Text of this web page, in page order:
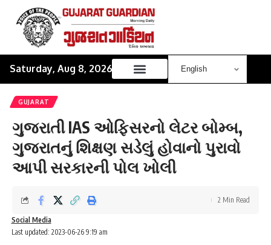
Saturday, Aug 8, 2026
GUJARAT
ગુજરાતી IAS ઓફિસરનો લેટર બોમ્બ,
ગુજરાતનું શિક્ષણ સડેલું હોવાનો પુરાવો
આપી સરકારની પોલ ખોલી
Last updated: 2023-06-26 9:19 am
Social Media
2 Min Read